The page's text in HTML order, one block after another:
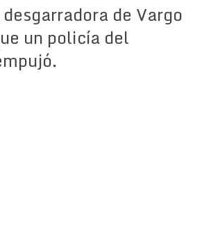
de Vargo
un policía del